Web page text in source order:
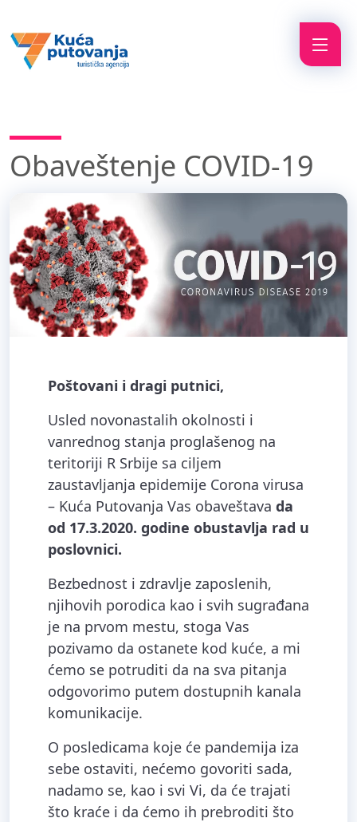
Obaveštenje COVID-19
Poštovani i dragi putnici,
Usled novonastalih okolnosti i
vanrednog stanja proglašenog na
teritoriji R Srbije sa ciljem
zaustavljanja epidemije Corona virusa
– Kuća Putovanja Vas obaveštava da
od 17.3.2020. godine obustavlja rad u
poslovnici.
Bezbednost i zdravlje zaposlenih,
njihovih porodica kao i svih sugrađana
je na prvom mestu, stoga Vas
pozivamo da ostanete kod kuće, a mi
ćemo se potruditi da na sva pitanja
odgovorimo putem dostupnih kanala
komunikacije.
O posledicama koje će pandemija iza
sebe ostaviti, nećemo govoriti sada,
nadamo se, kao i svi Vi, da će trajati
što kraće i da ćemo ih prebroditi što